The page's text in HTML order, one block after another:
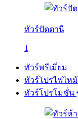
ทัวร์ปัตตานี
1
ทัวร์พรีเมี่ยม
ทัวร์โปรไฟไหม้
ทัวร์โปรโมชั่น